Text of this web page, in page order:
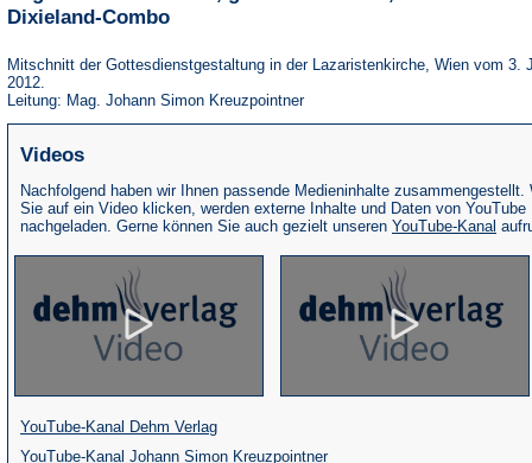
Dixieland-Combo
Mitschnitt der Gottesdienstgestaltung in der Lazaristenkirche, Wien vom 3.
2012.
Leitung: Mag. Johann Simon Kreuzpointner
Videos
Nachfolgend haben wir Ihnen passende Medieninhalte zusammengestellt.
Sie auf ein Video klicken, werden externe Inhalte und Daten von YouTube
nachgeladen. Gerne können Sie auch gezielt unseren YouTube-Kanal
YouTube-Kanal Dehm Verlag(Öffnet
in
YouTube-Kanal Johann Simon Kreuzpointner(Öffnet